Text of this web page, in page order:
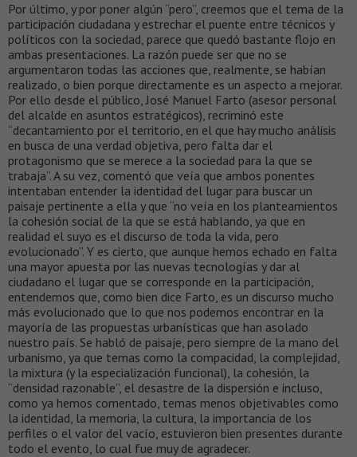
Por último, y por poner algún “pero”, creemos que el tema de la
participación ciudadana y estrechar el puente entre técnicos y
políticos con la sociedad, parece que quedó bastante flojo en
ambas presentaciones. La razón puede ser que no se
argumentaron todas las acciones que, realmente, se habían
realizado, o bien porque directamente es un aspecto a mejorar.
Por ello desde el público, José Manuel Farto (asesor personal
del alcalde en asuntos estratégicos), recriminó este
“decantamiento por el territorio, en el que hay mucho análisis
en busca de una verdad objetiva, pero falta dar el
protagonismo que se merece a la sociedad para la que se
trabaja”. A su vez, comentó que veía que ambos ponentes
intentaban entender la identidad del lugar para buscar un
paisaje pertinente a ella y que “no veía en los planteamientos
la cohesión social de la que se está hablando, ya que en
realidad el suyo es el discurso de toda la vida, pero
evolucionado”. Y es cierto, que aunque hemos echado en falta
una mayor apuesta por las nuevas tecnologías y dar al
ciudadano el lugar que se corresponde en la participación,
entendemos que, como bien dice Farto, es un discurso mucho
más evolucionado que lo que nos podemos encontrar en la
mayoría de las propuestas urbanísticas que han asolado
nuestro país. Se habló de paisaje, pero siempre de la mano del
urbanismo, ya que temas como la compacidad, la complejidad,
la mixtura (y la especialización funcional), la cohesión, la
“densidad razonable”, el desastre de la dispersión e incluso,
como ya hemos comentado, temas menos objetivables como
la identidad, la memoria, la cultura, la importancia de los
perfiles o el valor del vacío, estuvieron bien presentes durante
todo el evento, lo cual fue muy de agradecer.